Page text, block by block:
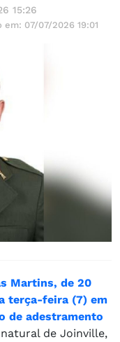
15:26
em: 07/07/2026 19:01
Martins, de 20
terça-feira (7) em
de adestramento
de Joinville,